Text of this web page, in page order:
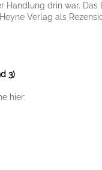
Handlung drin war.
Verlag als
3)
hier: